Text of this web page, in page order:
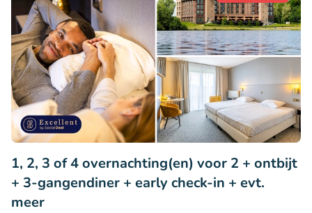
1, 2, 3 of 4 overnachting(en) voor 2 + ontbijt
+ 3-gangendiner + early check-in + evt.
meer